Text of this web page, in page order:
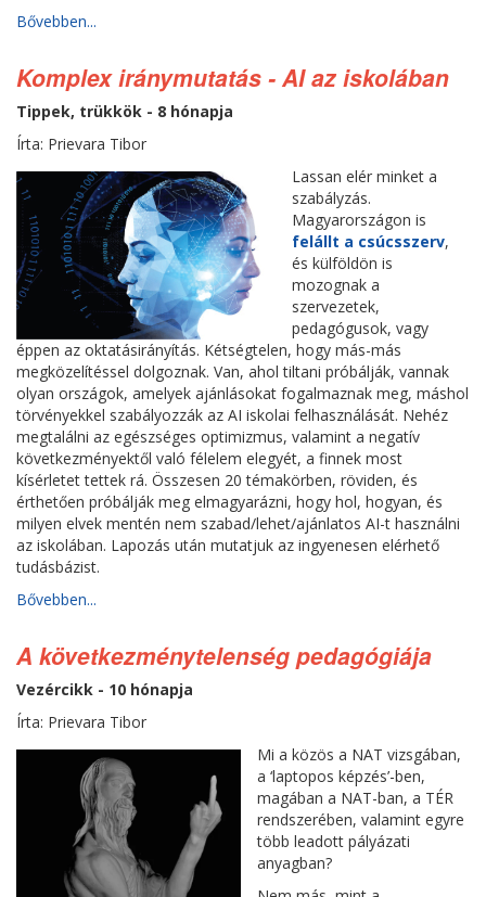
Bővebben...
Komplex iránymutatás - AI az iskolában
Tippek, trükkök - 8 hónapja
Írta: Prievara Tibor
Lassan elér minket a
szabályzás.
Magyarországon is
felállt a csúcsszerv,
és külföldön is
mozognak a
szervezetek,
pedagógusok, vagy
éppen az oktatásirányítás. Kétségtelen, hogy más-más
megközelítéssel dolgoznak. Van, ahol tiltani próbálják, vannak
olyan országok, amelyek ajánlásokat fogalmaznak meg, máshol
törvényekkel szabályozzák az AI iskolai felhasználását. Nehéz
megtalálni az egészséges optimizmus, valamint a negatív
következményektől való félelem elegyét, a finnek most
kísérletet tettek rá. Összesen 20 témakörben, röviden, és
érthetően próbálják meg elmagyarázni, hogy hol, hogyan, és
milyen elvek mentén nem szabad/lehet/ajánlatos AI-t használni
az iskolában. Lapozás után mutatjuk az ingyenesen elérhető
tudásbázist.
Bővebben...
A következménytelenség pedagógiája
Vezércikk - 10 hónapja
Írta: Prievara Tibor
Mi a közös a NAT vizsgában,
a ‘laptopos képzés’-ben,
magában a NAT-ban, a TÉR
rendszerében, valamint egyre
több leadott pályázati
anyagban?